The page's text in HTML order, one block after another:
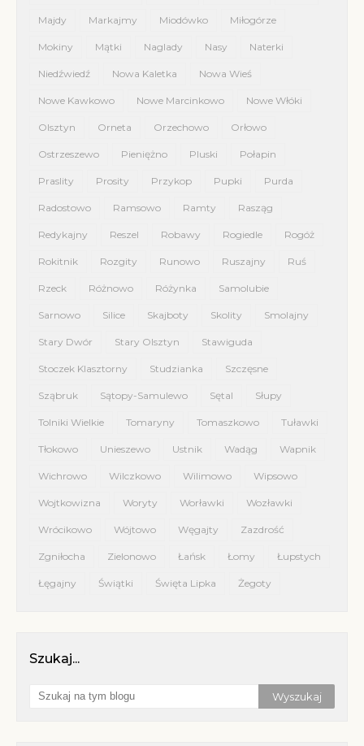
Majdy Markajmy Miodówko Miłogórze
Mokiny Mątki Naglady Nasy Naterki
Niedźwiedź Nowa Kaletka Nowa Wieś
Nowe Kawkowo Nowe Marcinkowo Nowe Włóki
Olsztyn Orneta Orzechowo Orłowo
Ostrzeszewo Pieniężno Pluski Połapin
Praslity Prosity Przykop Pupki Purda
Radostowo Ramsowo Ramty Rasząg
Redykajny Reszel Robawy Rogiedle Rogóż
Rokitnik Rozgity Runowo Ruszajny Ruś
Rzeck Różnowo Różynka Samolubie
Sarnowo Silice Skajboty Skolity Smolajny
Stary Dwór Stary Olsztyn Stawiguda
Stoczek Klasztorny Studzianka Szczęsne
Sząbruk Sątopy-Samulewo Sętal Słupy
Tolniki Wielkie Tomaryny Tomaszkowo Tuławki
Tłokowo Unieszewo Ustnik Wadąg Wapnik
Wichrowo Wilczkowo Wilimowo Wipsowo
Wojtkowizna Woryty Worławki Wozławki
Wrócikowo Wójtowo Węgajty Zazdrość
Zgniłocha Zielonowo Łańsk Łomy Łupstych
Łęgajny Świątki Święta Lipka Żegoty
Szukaj...